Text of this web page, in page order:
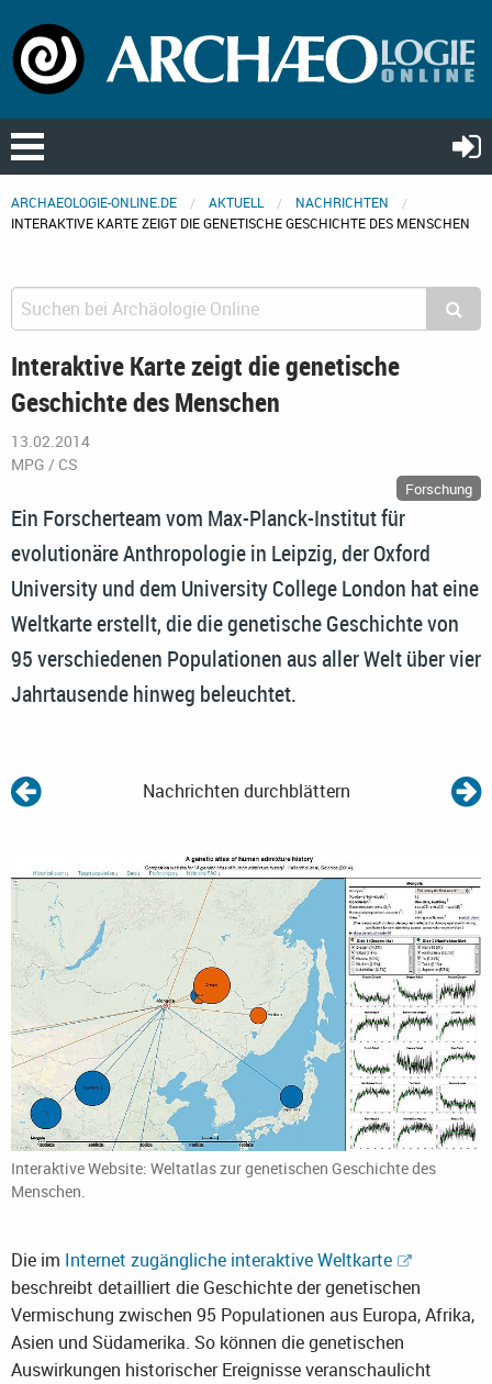
ARCHAEOLOGIE-ONLINE.DE AKTUELL
NACHRICHTEN
INTERAKTIVE KARTE ZEIGT DIE GENETISCHE GESCHICHTE DES MENSCHEN
Interaktive Karte zeigt die genetische
Geschichte des Menschen
13.02.2014
MPG / CS
Forschung
Ein Forscherteam vom Max-Planck-Institut für
evolutionäre Anthropologie in Leipzig, der Oxford
University und dem University College London hat eine
Weltkarte erstellt, die die genetische Geschichte von
95 verschiedenen Populationen aus aller Welt über vier
Jahrtausende hinweg beleuchtet.
Nachrichten durchblättern
Interaktive Website: Weltatlas zur genetischen Geschichte des
Menschen.
Die im Internet zugängliche interaktive Weltkarte
beschreibt detailliert die Geschichte der genetischen
Vermischung zwischen 95 Populationen aus Europa, Afrika,
Asien und Südamerika. So können die genetischen
Auswirkungen historischer Ereignisse veranschaulicht